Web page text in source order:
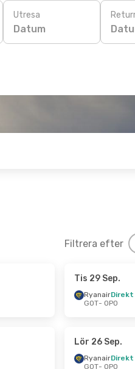
Utresa
Datum
Filtrera efter
Tis 29 Sep.
RyanairDirekt
GOT- OPO
Lör 26 Sep.
RyanairDirekt
GOT- OPO